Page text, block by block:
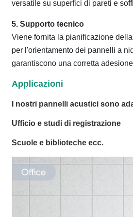
versatile su superfici di pareti e
5. Supporto tecnico
Viene fornita la pianificazione
per l'orientamento dei pannelli a
garantiscono una corretta
Applicazioni
I nostri pannelli acustici sono
Ufficio e studi di registrazione
Scuole e biblioteche ecc.